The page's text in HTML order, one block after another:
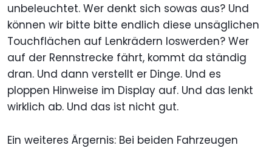
unbeleuchtet. Wer denkt sich sowas aus? Und
können wir bitte bitte endlich diese unsäglichen
Touchflächen auf Lenkrädern loswerden? Wer
auf der Rennstrecke fährt, kommt da ständig
dran. Und dann verstellt er Dinge. Und es
ploppen Hinweise im Display auf. Und das lenkt
wirklich ab. Und das ist nicht gut.
Ein weiteres Ärgernis: Bei beiden Fahrzeugen